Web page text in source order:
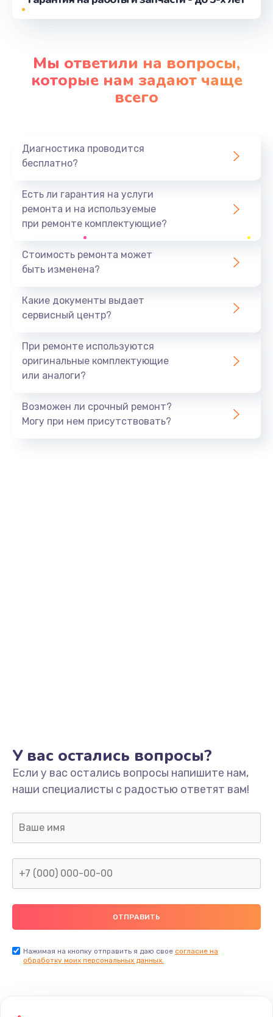
от 710 руб.
от 2050 руб.
Заказать
от 780 руб.
Заказать
Замена датчика приближения
Заказать
от 520 руб.
Заказать
Восстановление после попадания влаги
от 600 руб.
Заказать
Замена разъёма наушников (гарнитуры)
от 800 руб.
Мы ответили на вопросы,
которые нам задают чаще
всего
Диагностика проводится
бесплатно?
Есть ли гарантия на услуги
ремонта и на используемые
при ремонте комплектующие?
Стоимость ремонта может
быть изменена?
Какие документы выдает
сервисный центр?
При ремонте используются
оригинальные комплектующие
или аналоги?
Возможен ли срочный ремонт?
Могу при нем присутствовать?
У вас остались вопросы?
Если у вас остались вопросы напишите нам,
наши специалисты с радостью ответят вам!
Нажимая на кнопку отправить я даю свое согласие на
обработку моих персональных данных.